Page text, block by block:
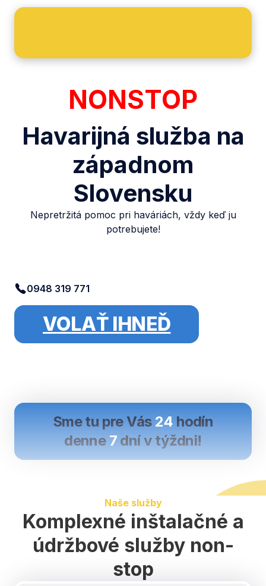
NONSTOP
Havarijná služba na
západnom
Slovensku
Nepretržitá pomoc pri haváriách, vždy keď ju
potrebujete!
0948 319 771
VOLAŤ IHNEĎ
Sme tu pre Vás 24 hodín
denne 7 dní v týždni!
Naše služby
Komplexné inštalačné a
údržbové služby non-
stop